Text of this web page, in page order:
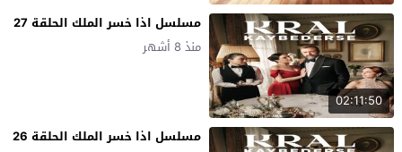
02:11:50
مسلسل اذا خسر الملك الحلقة 27
منذ 8 أشهر
مسلسل اذا خسر الملك الحلقة 26